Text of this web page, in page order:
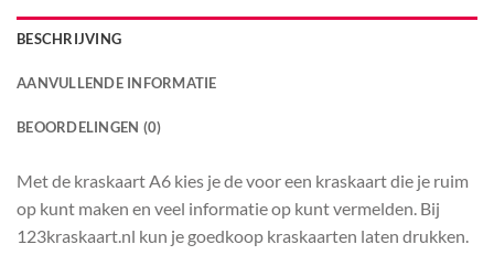
BESCHRIJVING
AANVULLENDE INFORMATIE
BEOORDELINGEN (0)
Met de kraskaart A6 kies je de voor een kraskaart die je ruim
op kunt maken en veel informatie op kunt vermelden. Bij
123kraskaart.nl kun je goedkoop kraskaarten laten drukken.